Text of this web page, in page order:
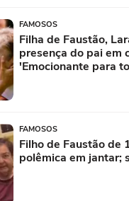
FAMOSOS
Filha de Faustão,
presença do pai em
'Emocionante para
FAMOSOS
Filho de Faustão de
polêmica em jantar;